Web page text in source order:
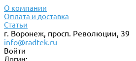
О компании
Оплата и доставка
Статьи
г. Воронеж, просп. Революции, 39
info@radtek.ru
Войти
Логин: